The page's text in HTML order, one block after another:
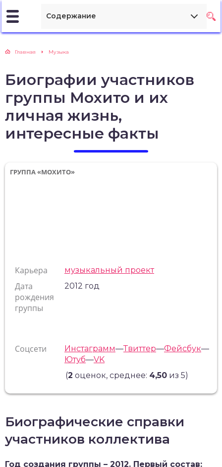
Содержание
Главная Музыка
Биографии участников
группы Мохито и их
личная жизнь,
интересные факты
ГРУППА «МОХИТО»
Карьера музыкальный проект
Дата
рождения
группы
2012 год
Соцсети Инстаграмм—Твиттер—Фейсбук—
Ютуб—VK
(2 оценок, среднее: 4,50 из 5)
Биографические справки
участников коллектива
Год создания группы – 2012. Первый состав: